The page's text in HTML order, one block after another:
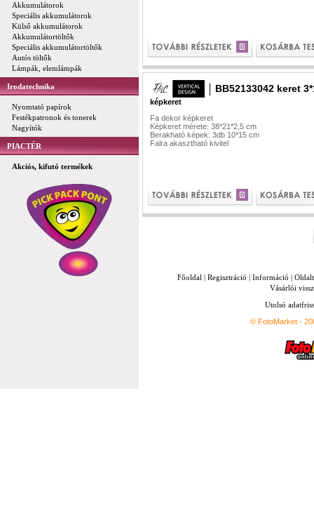
Akkumulátorok
Speciális akkumulátorok
Külső akkumulátorok
Akkumulátortöltők
Speciális akkumulátortöltők
Autós töltők
Lámpák, elemlámpák
Irodatechnika
Nyomtató papírok
Festékpatronok és tonerek
Nagyítók
PIACTÉR
Akciós, kifutó termékek
BB52133042 keret
képkeret
Fa dekor képkeret
Képkeret mérete: 38*21*2,5 cm
Berakható képek: 3db 10*15 cm
Falra akasztható kivitel
Főoldal | Regisztráció | Információ |
Vásárlói
Utolsó
© FotoMarket -